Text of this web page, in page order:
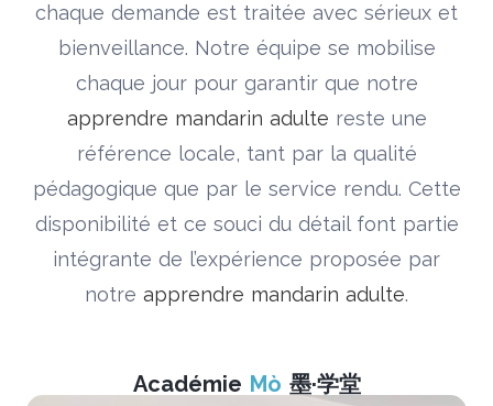
chaque demande est traitée avec sérieux et
bienveillance. Notre équipe se mobilise
chaque jour pour garantir que notre
apprendre mandarin adulte reste une
référence locale, tant par la qualité
pédagogique que par le service rendu. Cette
disponibilité et ce souci du détail font partie
intégrante de l’expérience proposée par
notre apprendre mandarin adulte.
Académie Mò 墨·学堂